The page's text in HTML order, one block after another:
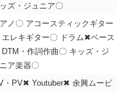
ズ・ジュニア〇
ノ〇 アコースティックギター
エレキギター〇 ドラム✖ベース
DTM・作詞作曲〇 キッズ・ジ
ア楽器〇
・PV✖ Youtuber✖ 余興ムービ